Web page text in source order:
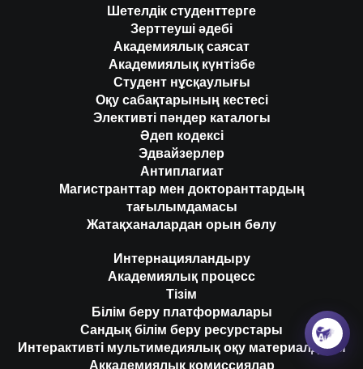
Шетелдік студенттерге
Зерттеуші әдебі
Академиялық саясат
Академиялық күнтізбе
Студент нұсқаулығы
Оқу сабақтарының кестесі
Элективті пәндер каталогы
Әдеп кодексі
Эдвайзерлер
Антиплагиат
Магистранттар мен докторанттардың
тағылымдамасы
Жатақханалардан орын бөлу
Интернацияландыру
Академиялық процесс
Тізім
Білім беру платформалары
Сандық білім беру ресурстары
Интерактивті мультимедиялық оқу материалдары
Аккадемиялық комиссиялар